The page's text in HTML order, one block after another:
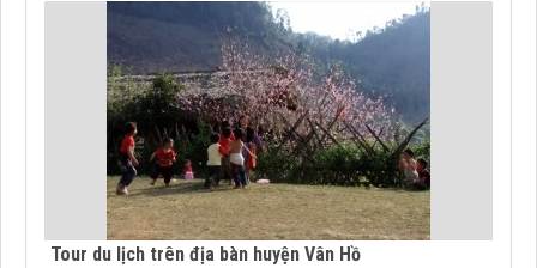
Tour du lịch trên địa bàn huyện Vân Hồ